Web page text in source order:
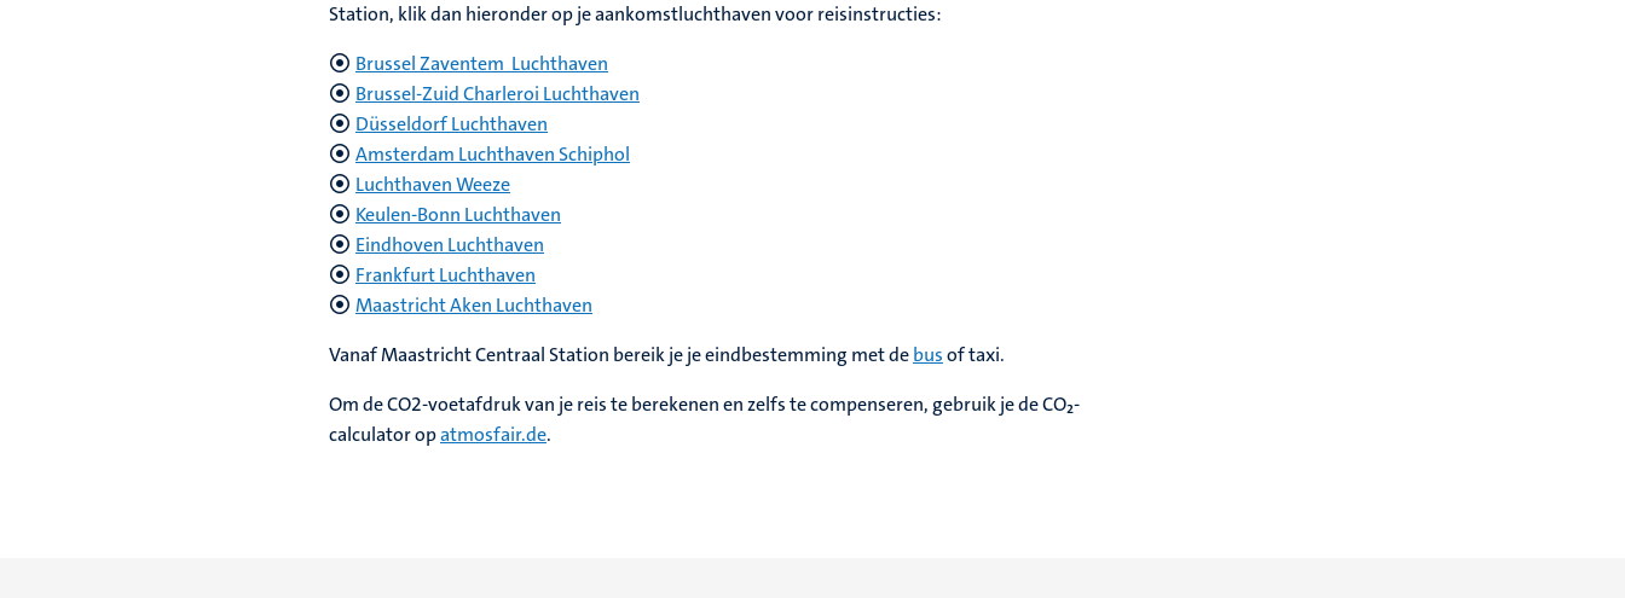
Station, klik dan hieronder op je aankomstluchthaven voor reisinstructies:
Brussel Zaventem Luchthaven
Brussel-Zuid Charleroi Luchthaven
Düsseldorf Luchthaven
Amsterdam Luchthaven Schiphol
Luchthaven Weeze
Keulen-Bonn Luchthaven
Eindhoven Luchthaven
Frankfurt Luchthaven
Maastricht Aken Luchthaven
Vanaf Maastricht Centraal Station bereik je je eindbestemming met debusof taxi.
Om de CO2-voetafdruk van je reis te berekenen en zelfs te compenseren, gebruik je de CO₂-
calculator opatmosfair.de.